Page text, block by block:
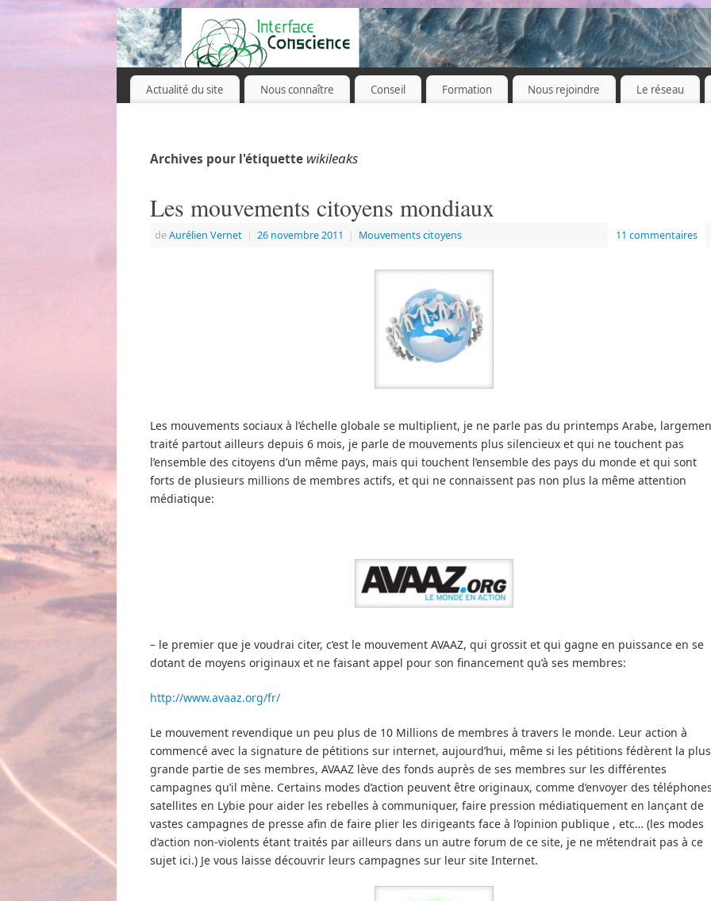
Actualité du site Nous connaître Conseil Formation Nous rejoindre Le réseau
Archives pour l'étiquette wikileaks
Les mouvements citoyens mondiaux
deAurélien Vernet | 26 novembre 2011 | Mouvements citoyens 11 commentaires
Les mouvements sociaux à l’échelle globale se multiplient, je ne parle pas du printemps Arabe,
traité partout ailleurs depuis 6 mois, je parle de mouvements plus silencieux et qui ne touchent pas
l’ensemble des citoyens d’un même pays, mais qui touchent l’ensemble des pays du monde et qui sont
forts de plusieurs millions de membres actifs, et qui ne connaissent pas non plus la même attention
médiatique:
– le premier que je voudrai citer, c’est le mouvement AVAAZ, qui grossit et qui gagne en puissance en se
dotant de moyens originaux et ne faisant appel pour son financement qu’à ses membres:
http://www.avaaz.org/fr/
Le mouvement revendique un peu plus de 10 Millions de membres à travers le monde. Leur action à
commencé avec la signature de pétitions sur internet, aujourd’hui, même si les pétitions fédèrent la plus
grande partie de ses membres, AVAAZ lève des fonds auprès de ses membres sur les différentes
campagnes qu’il mène. Certains modes d’action peuvent être originaux, comme d’envoyer des
satellites en Lybie pour aider les rebelles à communiquer, faire pression médiatiquement en lançant de
vastes campagnes de presse afin de faire plier les dirigeants face à l’opinion publique , etc… (les modes
d’action non-violents étant traités par ailleurs dans un autre forum de ce site, je ne m’étendrait pas à ce
sujet ici.) Je vous laisse découvrir leurs campagnes sur leur site Internet.